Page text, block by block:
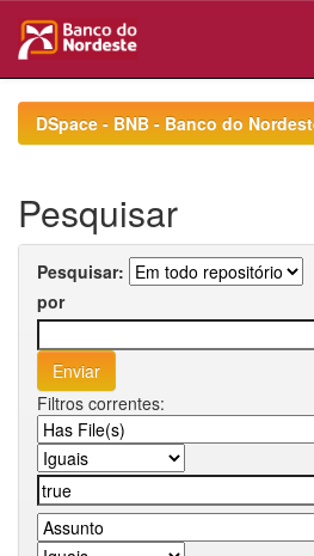
navigationDSpace - BNB - Banco do
Pesquisar
Pesquisar:
por
Filtros correntes: